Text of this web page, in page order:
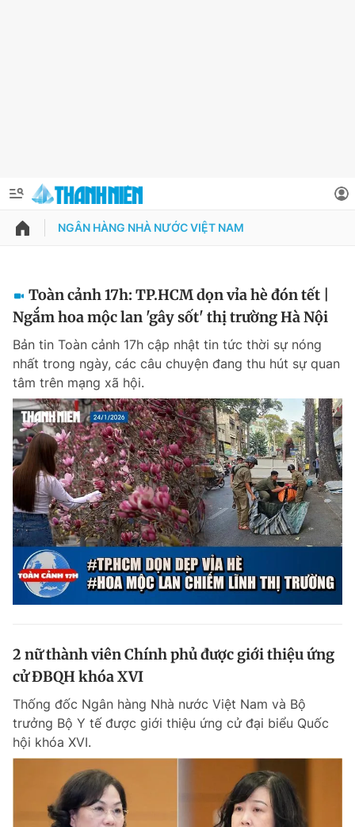
QUẢNG CÁO
Chuyên mục khác
Chào ngày mới Tin 24h
Tin thị trường Tin 360
Video Magazine
Sản phẩm khác
Tiện ích
Thông tin tòa soạn Liên hệ quảng cáo
Đọc Thanh Niên trên điện thoại
Thông tin tài khoản
Đổi mật khẩu
Tin đã lưu
Tin đã xem
Đăng xuất
NGÂN HÀNG NHÀ NƯỚC VIỆT NAM
Toàn cảnh 17h: TP.HCM dọn vỉa hè đón tết |
Ngắm hoa mộc lan 'gây sốt' thị trường Hà Nội
Bản tin Toàn cảnh 17h cập nhật tin tức thời sự nóng
nhất trong ngày, các câu chuyện đang thu hút sự quan
tâm trên mạng xã hội.
2 nữ thành viên Chính phủ được giới thiệu ứng
cử ĐBQH khóa XVI
Thống đốc Ngân hàng Nhà nước Việt Nam và Bộ
trưởng Bộ Y tế được giới thiệu ứng cử đại biểu Quốc
hội khóa XVI.